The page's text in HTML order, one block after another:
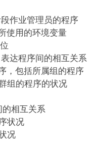
作业管理员的程序
使用的环境变量
达程序间的相互关系
，包括所属组的程序
组的程序的状况
相互关系
状况
况